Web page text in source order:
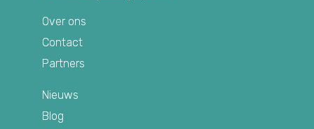
Over ons
Contact
Partners
Nieuws
Blog